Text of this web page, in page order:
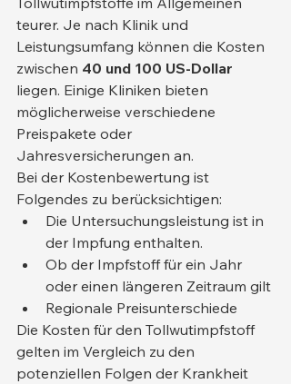
teurer. Je nach Klinik und
Leistungsumfang können die Kosten
zwischen 40 und 100 US-Dollar
liegen. Einige Kliniken bieten
möglicherweise verschiedene
Preispakete oder
Jahresversicherungen an.
Bei der Kostenbewertung ist
Folgendes zu berücksichtigen:
Die Untersuchungsleistung ist in
der Impfung enthalten.
Ob der Impfstoff für ein Jahr
oder einen längeren Zeitraum gilt
Regionale Preisunterschiede
Die Kosten für den Tollwutimpfstoff
gelten im Vergleich zu den
potenziellen Folgen der Krankheit